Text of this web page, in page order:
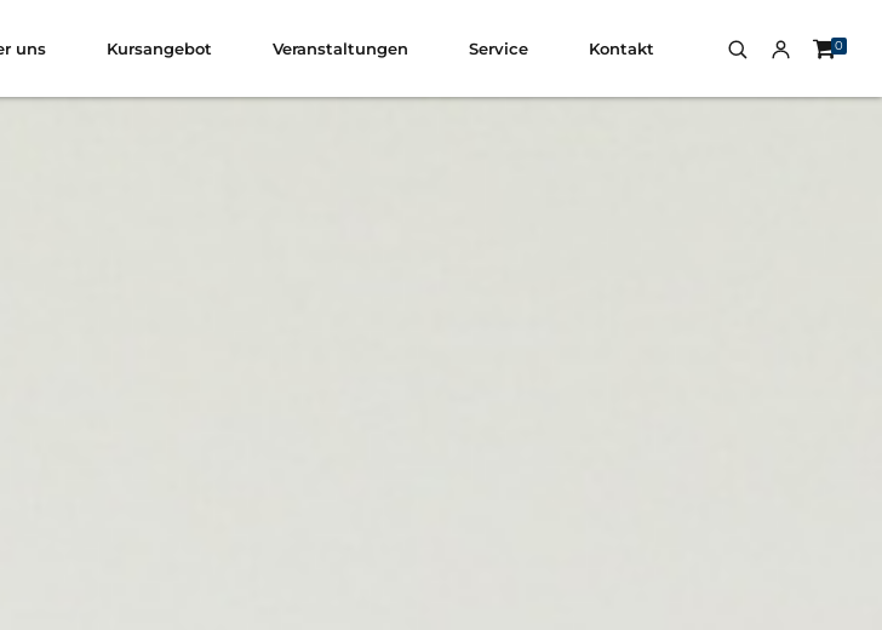
0
uns Kursangebot Veranstaltungen Service Kontakt